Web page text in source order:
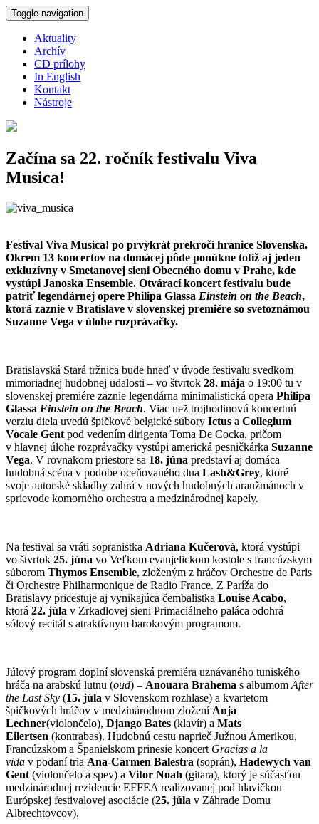
Skočiť na hlavný obsah
Toggle navigation
Aktuality
Archív
CD prílohy
In English
Kontakt
Nástroje
Začína sa 22. ročník festivalu Viva
Musica!
Festival Viva Musica! po prvýkrát prekročí hranice Slovenska.
Okrem 13 koncertov na domácej pôde ponúkne totiž aj jeden
exkluzívny v Smetanovej sieni Obecného domu v Prahe, kde
vystúpi Janoska Ensemble. Otvárací koncert festivalu bude
patriť legendárnej opere Philipa Glassa Einstein on the Beach,
ktorá zaznie v Bratislave v slovenskej premiére so svetoznámou
Suzanne Vega v úlohe rozprávačky.
Bratislavská Stará tržnica bude hneď v úvode festivalu svedkom
mimoriadnej hudobnej udalosti – vo štvrtok 28. mája o 19:00 tu v
slovenskej premiére zaznie legendárna minimalistická opera Philipa
Glassa Einstein on the Beach. Viac než trojhodinovú koncertnú
verziu diela uvedú špičkové belgické súbory Ictus a Collegium
Vocale Gent pod vedením dirigenta Toma De Cocka, pričom
v hlavnej úlohe rozprávačky vystúpi americká pesničkárka Suzanne
Vega. V rovnakom priestore sa 18. júna predstaví aj domáca
hudobná scéna v podobe oceňovaného dua Lash&Grey, ktoré
svoje autorské skladby zahrá v nových hudobných aranžmánoch v
sprievode komorného orchestra a medzinárodnej kapely.
Na festival sa vráti sopranistka Adriana Kučerová, ktorá vystúpi
vo štvrtok 25. júna vo Veľkom evanjelickom kostole s francúzskym
súborom Thymos Ensemble, zloženým z hráčov Orchestre de Paris
či Orchestre Philharmonique de Radio France. Z Paríža do
Bratislavy pricestuje aj vynikajúca čembalistka Louise Acabo,
ktorá 22. júla v Zrkadlovej sieni Primaciálneho paláca odohrá
sólový recitál s atraktívnym barokovým programom.
Júlový program doplní slovenská premiéra uznávaného tuniského
hráča na arabskú lutnu (oud) – Anouara Brahema s albumom After
the Last Sky (15. júla v Slovenskom rozhlase) a kvartetom
špičkových hráčov v medzinárodnom zložení Anja
Lechner(violončelo), Django Bates (klavír) a Mats
Eilertsen (kontrabas). Hudobnú cestu naprieč Južnou Amerikou,
Francúzskom a Španielskom prinesie koncert Gracias a la
vida v podaní tria Ana-Carmen Balestra (soprán), Hadewych van
Gent (violončelo a spev) a Vitor Noah (gitara), ktorý je súčasťou
medzinárodnej rezidencie EFFEA realizovanej pod hlavičkou
Európskej festivalovej asociácie (25. júla v Záhrade Domu
Albrechtovcov).